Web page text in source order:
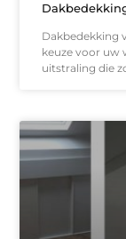
Dakbedekking
keuze voor uw
uitstraling die